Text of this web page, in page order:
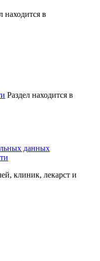
находится в
Раздел находится в
данных
клиник, лекарст и